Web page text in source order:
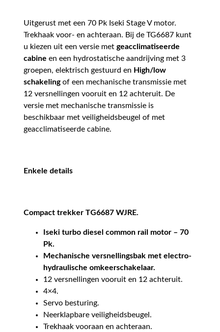
Uitgerust met een 70 Pk Iseki Stage V motor.
Trekhaak voor- en achteraan. Bij de TG6687 kunt
u kiezen uit een versie met geacclimatiseerde
cabine en een hydrostatische aandrijving met 3
groepen, elektrisch gestuurd en High/low
schakelingof een mechanische transmissie met
12 versnellingen vooruit en 12 achteruit. De
versie met mechanische transmissie is
beschikbaar met veiligheidsbeugel of met
geacclimatiseerde cabine.
Enkele details
Compact trekker TG6687 WJRE.
Iseki turbo diesel common rail motor – 70
Pk.
Mechanische versnellingsbak met electro-
hydraulische omkeerschakelaar.
12 versnellingen vooruit en 12 achteruit.
4×4.
Servo besturing.
Neerklapbare veiligheidsbeugel.
Trekhaak vooraan en achteraan.